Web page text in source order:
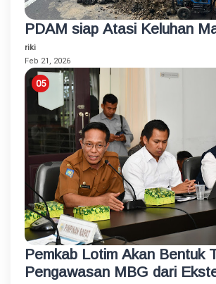
PDAM siap Atasi Keluhan
riki
Feb 21, 2026
Pemkab Lotim Akan Bentuk
Pengawasan MBG dari